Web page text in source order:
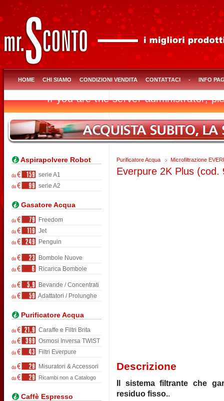
HOME CHI SIAMO CONDIZIONI VENDITA CONTATTACI - INFO
Aspirapolvere Robot
serie A1
serie A2
Gasatore Acqua
Freedom
Jet
Penguin
Bombole Nuove
Ricarica Bombole
Bevande / Concentrati
Adattatori / Prolunghe
Purificatore Acqua
Caraffe e Filtri Brita
Osmosi Inversa TWIST
Filtri Everpure
Misuratori & Accessori
Ricambi non a Catalogo
Caffè Espresso
Purificatore Acqua Microfiltrazione
Everpure 2K Plus (cod.
Descrizione
Il sistema filtrante che
residuo fisso..